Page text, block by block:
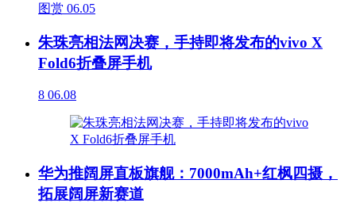
图赏 06.05
朱珠亮相法网决赛，手持即将发布的vivo X
Fold6折叠屏手机
8 06.08
华为推阔屏直板旗舰：7000mAh+红枫四摄，
拓展阔屏新赛道